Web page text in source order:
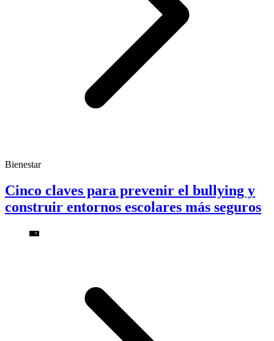
Bienestar
Cinco claves para prevenir el bullying y
construir entornos escolares más seguros